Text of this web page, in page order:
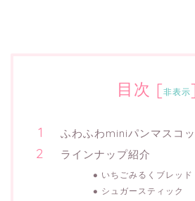
目次 [非表示]
ふわふわminiパンマスコッ
ラインナップ紹介
いちごみるくブレッド
シュガースティック